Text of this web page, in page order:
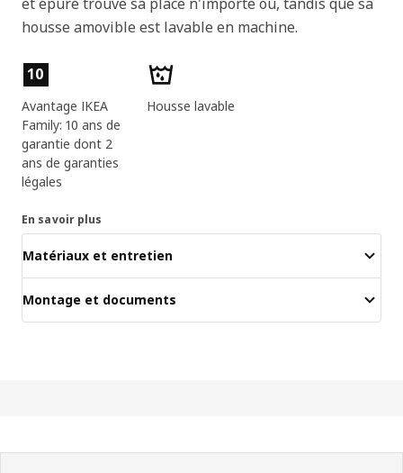
housse amovible est lavable en machine.
Caractéristiques du produit
10
Avantage IKEA
Family: 10 ans de
garantie dont 2
ans de garanties
légales
Housse lavable
En savoir plus
Matériaux et entretien
Montage et documents